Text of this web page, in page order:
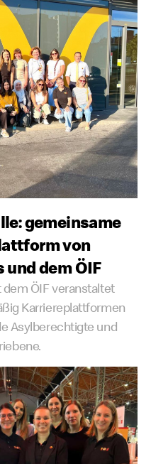
gemeinsame
von
und dem ÖIF
ÖIF veranstaltet
Karriereplattformen
Asylberechtigte und